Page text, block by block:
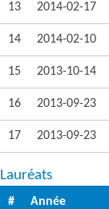
13 2014-02-17
14 2014-02-10
15 2013-10-14
16 2013-09-23
17 2013-09-23
Lauréats
# Année